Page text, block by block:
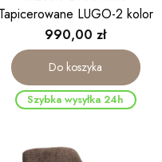
Tapicerowane LUGO-2 kolor
czarny
Cena
990,00 zł
Do koszyka
Szybka wysyłka 24h